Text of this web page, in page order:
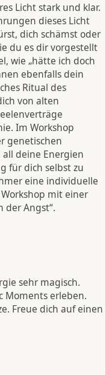
Licht stark und klar.
dieses Licht
dich schämst oder
du es dir vorgestellt
wie „hätte ich doch
ebenfalls dein
Ritual des
von alten
Im Workshop
genetischen
deine Energien
für dich selbst zu
eine individuelle
mit einer
der Angst“.
sehr magisch.
Moments erleben.
Freue dich auf einen